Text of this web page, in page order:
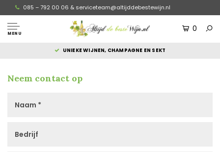
085 – 792 00 06 & serviceteam@altijddebestewijn.nl
MENU
0
UNIEKE WIJNEN, CHAMPAGNE EN SEKT
Neem contact op